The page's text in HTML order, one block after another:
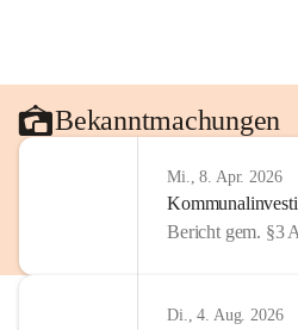
Bekanntmachungen
Mi., 8. Apr. 2026
Bericht gem. §3
Di., 4. Aug. 2026